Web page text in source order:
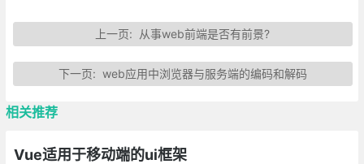
上一页: 从事web前端是否有前景?
下一页: web应用中浏览器与服务端的编码和解码
相关推荐
Vue适用于移动端的ui框架